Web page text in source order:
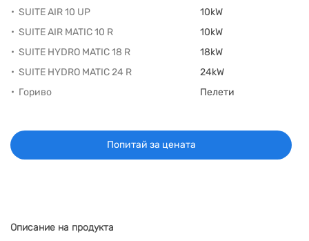
SUITE AIR 10 UP
10kW
SUITE AIR MATIC 10 R
10kW
SUITE HYDRO MATIC 18 R
18kW
SUITE HYDRO MATIC 24 R
24kW
Гориво
Пелети
Попитай за цената
Описание на продукта